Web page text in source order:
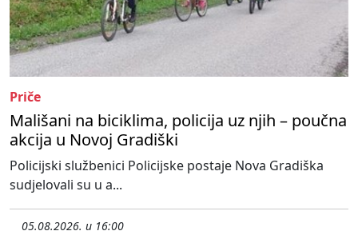
Priče
Mališani na biciklima, policija uz njih – poučna
akcija u Novoj Gradiški
Policijski službenici Policijske postaje Nova Gradiška
sudjelovali su u a...
05.08.2026. u 16:00